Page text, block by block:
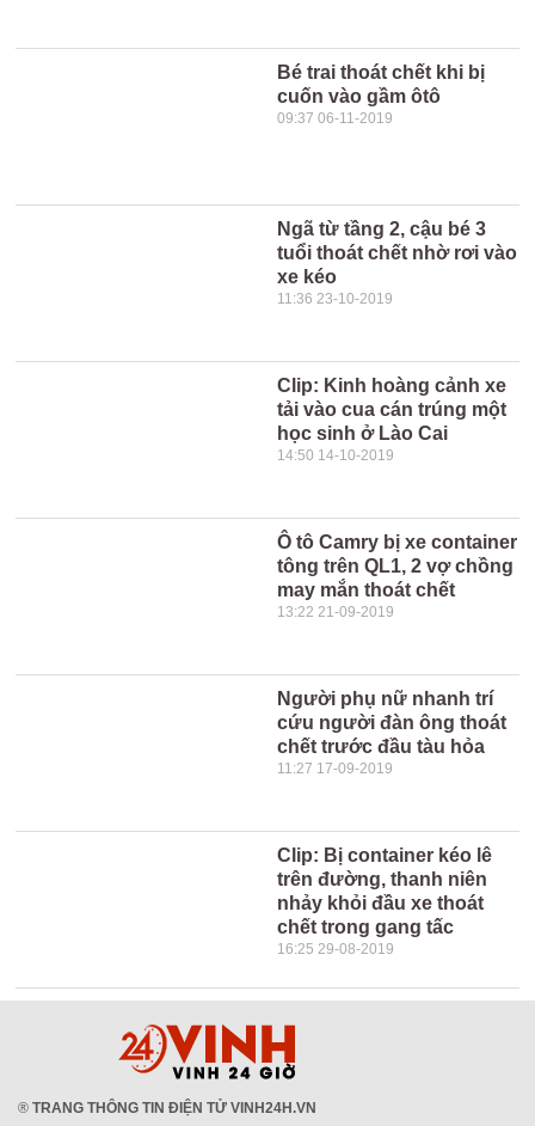
Bé trai thoát chết khi bị
cuốn vào gầm ôtô
09:37 06-11-2019
Ngã từ tầng 2, cậu bé 3
tuổi thoát chết nhờ rơi vào
xe kéo
11:36 23-10-2019
Clip: Kinh hoàng cảnh xe
tải vào cua cán trúng một
học sinh ở Lào Cai
14:50 14-10-2019
Ô tô Camry bị xe container
tông trên QL1, 2 vợ chồng
may mắn thoát chết
13:22 21-09-2019
Người phụ nữ nhanh trí
cứu người đàn ông thoát
chết trước đầu tàu hỏa
11:27 17-09-2019
Clip: Bị container kéo lê
trên đường, thanh niên
nhảy khỏi đầu xe thoát
chết trong gang tấc
16:25 29-08-2019
® TRANG THÔNG TIN ĐIỆN TỬ VINH24H.VN